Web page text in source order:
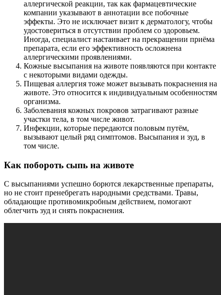
аллергической реакции, так как фармацевтические
компании указывают в аннотации все побочные
эффекты. Это не исключает визит к дерматологу, чтобы
удостовериться в отсутствии проблем со здоровьем.
Иногда, специалист настаивает на прекращении приёма
препарата, если его эффективность осложнена
аллергическими проявлениями.
Кожные высыпания на животе появляются при контакте
с некоторыми видами одежды.
Пищевая аллергия тоже может вызывать покраснения на
животе. Это относится к индивидуальным особенностям
организма.
Заболевания кожных покровов затрагивают разные
участки тела, в том числе живот.
Инфекции, которые передаются половым путём,
вызывают целый ряд симптомов. Высыпания и зуд, в
том числе.
Как побороть сыпь на животе
С высыпаниями успешно борются лекарственные препараты,
но не стоит пренебрегать народными средствами. Травы,
обладающие противомикробным действием, помогают
облегчить зуд и снять покраснения.